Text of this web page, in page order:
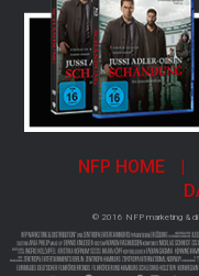
NFP HOME
© 2016 NFP marketing &